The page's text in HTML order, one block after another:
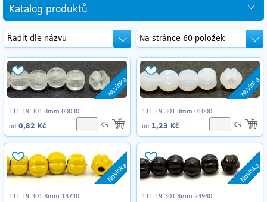
Katalog produktů
Novinka
111-19-301 8mm 00030
od 0,82 Kč KS
Novinka
111-19-301 8mm 01000
od 1,23 Kč KS
Novinka
111-19-301 8mm 13740
Novinka
111-19-301 8mm 23980